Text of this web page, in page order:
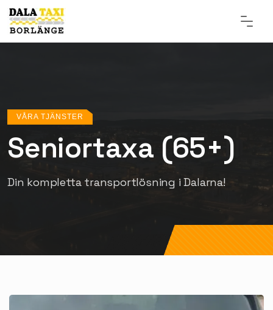
VÅRA TJÄNSTER
Seniortaxa (65+)
Din kompletta transportlösning i Dalarna!